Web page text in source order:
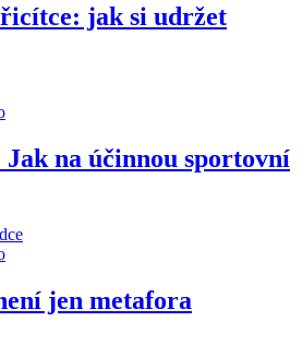
jak si udržet
Jak na účinnou sportovní
jen metafora